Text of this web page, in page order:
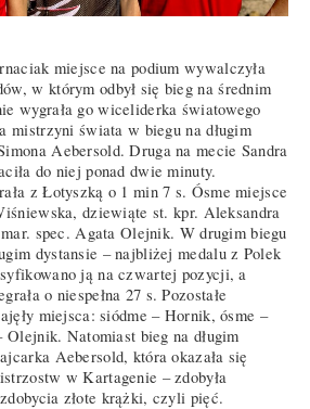
miejsce na podium wywalczyła
w którym odbył się bieg na średnim
wygrała go wiceliderka światowego
mistrzyni świata w biegu na długim
Aebersold. Druga na mecie Sandra
do niej ponad dwie minuty.
z Łotyszką o 1 min 7 s. Ósme miejsce
dziewiąte st. kpr. Aleksandra
spec. Agata Olejnik. W drugim biegu
dystansie – najbliżej medalu z Polek
ją na czwartej pozycji, a
o niespełna 27 s. Pozostałe
miejsca: siódme – Hornik, ósme –
Natomiast bieg na długim
Aebersold, która okazała się
w Kartagenie – zdobyła
złote krążki, czyli pięć.